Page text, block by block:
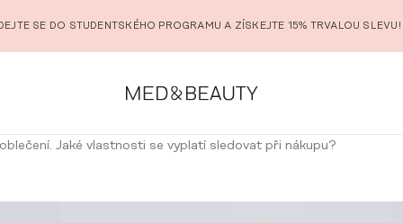
SE DO STUDENTSKÉHO PROGRAMU A ZÍSKEJTE 15% TRVALOU SLEVU!
Jaké vlastnosti se vyplatí sledovat při nákupu?